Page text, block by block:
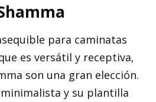
para caminatas
es versátil y receptiva,
son una gran elección.
y su plantilla